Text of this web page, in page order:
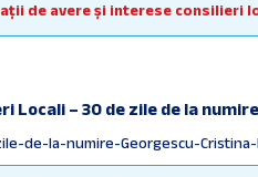
de avere și interese consilieri
Locali – 30 de zile de la
de-la-numire-Georgescu-